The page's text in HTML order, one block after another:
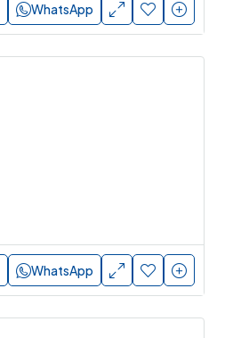
WhatsApp
WhatsApp